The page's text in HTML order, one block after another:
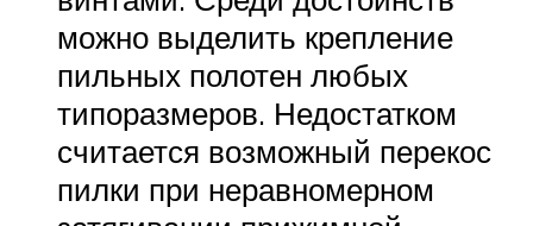
можно выделить крепление
пильных полотен любых
типоразмеров. Недостатком
считается возможный перекос
пилки при неравномерном